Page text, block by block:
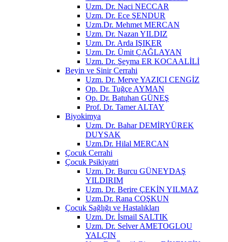
Uzm. Dr. Naci NECCAR
Uzm. Dr. Ece ŞENDUR
Uzm.Dr. Mehmet MERCAN
Uzm. Dr. Nazan YILDIZ
Uzm. Dr. Arda IŞIKER
Uzm. Dr. Ümit ÇAĞLAYAN
Uzm. Dr. Şeyma ER KOCAALİLİ
Beyin ve Sinir Cerrahi
Uzm. Dr. Merve YAZICI CENGİZ
Op. Dr. Tuğçe AYMAN
Op. Dr. Batuhan GÜNEŞ
Prof. Dr. Tamer ALTAY
Biyokimya
Uzm. Dr. Bahar DEMİRYÜREK
DUYSAK
Uzm.Dr. Hilal MERCAN
Çocuk Cerrahi
Çocuk Psikiyatri
Uzm. Dr. Burcu GÜNEYDAŞ
YILDIRIM
Uzm. Dr. Berire ÇEKİN YILMAZ
Uzm.Dr. Rana COŞKUN
Çocuk Sağlığı ve Hastalıkları
Uzm. Dr. İsmail SALTIK
Uzm. Dr. Selver AMETOGLOU
YALÇIN